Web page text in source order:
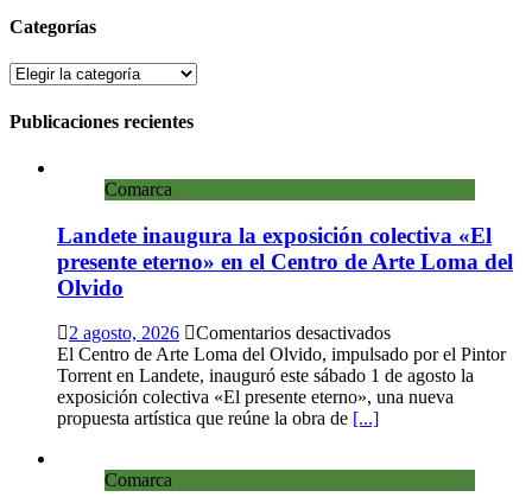
Categorías
Categorías
Publicaciones recientes
Comarca
Landete inaugura la exposición colectiva «El
presente eterno» en el Centro de Arte Loma del
Olvido
2 agosto, 2026 Comentarios desactivadosen
Landete
inaugura
la
El Centro de Arte Loma del Olvido, impulsado por el Pintor
Torrent en Landete, inauguró este sábado 1 de agosto la
exposición colectiva «El presente eterno», una nueva
propuesta artística que reúne la obra de [...]
Comarca